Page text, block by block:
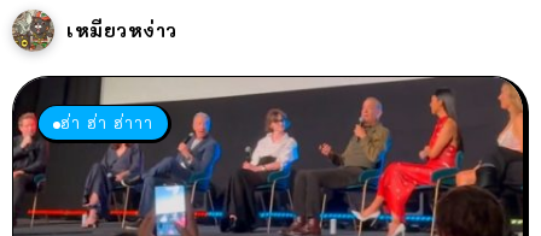
เหมียวหง่าว
ฮ่า ฮ่า ฮ่าาา